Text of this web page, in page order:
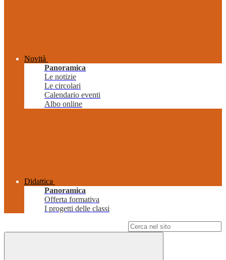
Novità
Panoramica
Le notizie
Le circolari
Calendario eventi
Albo online
Didattica
Panoramica
Offerta formativa
I progetti delle classi